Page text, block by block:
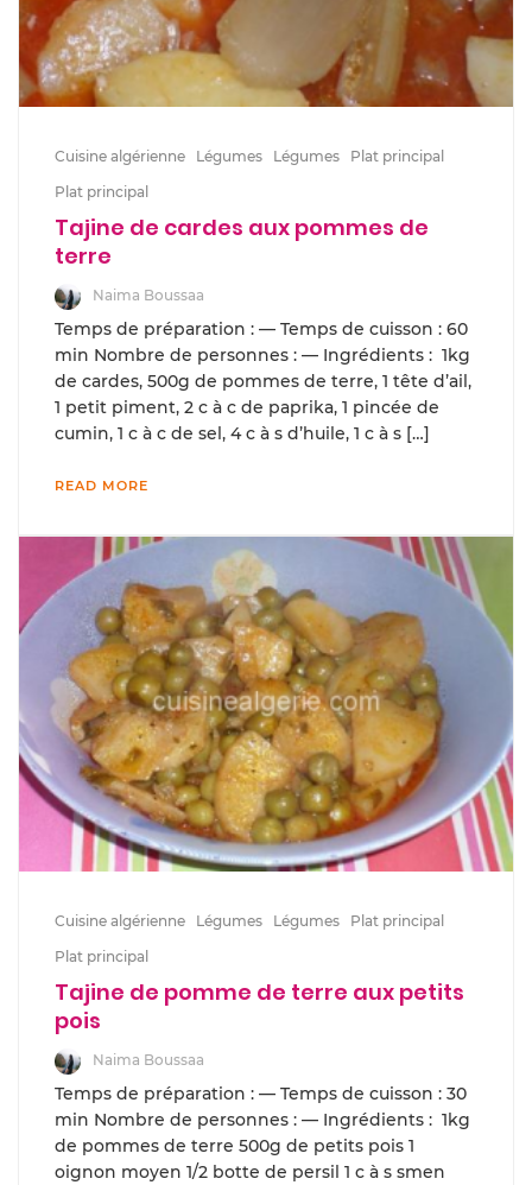
Cuisine algérienne Légumes Légumes
Plat principal
Plat principal
Tajine de cardes aux pommes de
terre
Naima Boussaa
Temps de préparation : — Temps de cuisson : 60
min Nombre de personnes : — Ingrédients : 1kg
de cardes, 500g de pommes de terre, 1 tête d’ail,
1 petit piment, 2 c à c de paprika, 1 pincée de
cumin, 1 c à c de sel, 4 c à s d’huile, 1 c à s […]
READ MORE
Cuisine algérienne Légumes Légumes
Plat principal
Plat principal
Tajine de pomme de terre aux petits
pois
Naima Boussaa
Temps de préparation : — Temps de cuisson : 30
min Nombre de personnes : — Ingrédients : 1kg
de pommes de terre 500g de petits pois 1
oignon moyen 1/2 botte de persil 1 c à s smen